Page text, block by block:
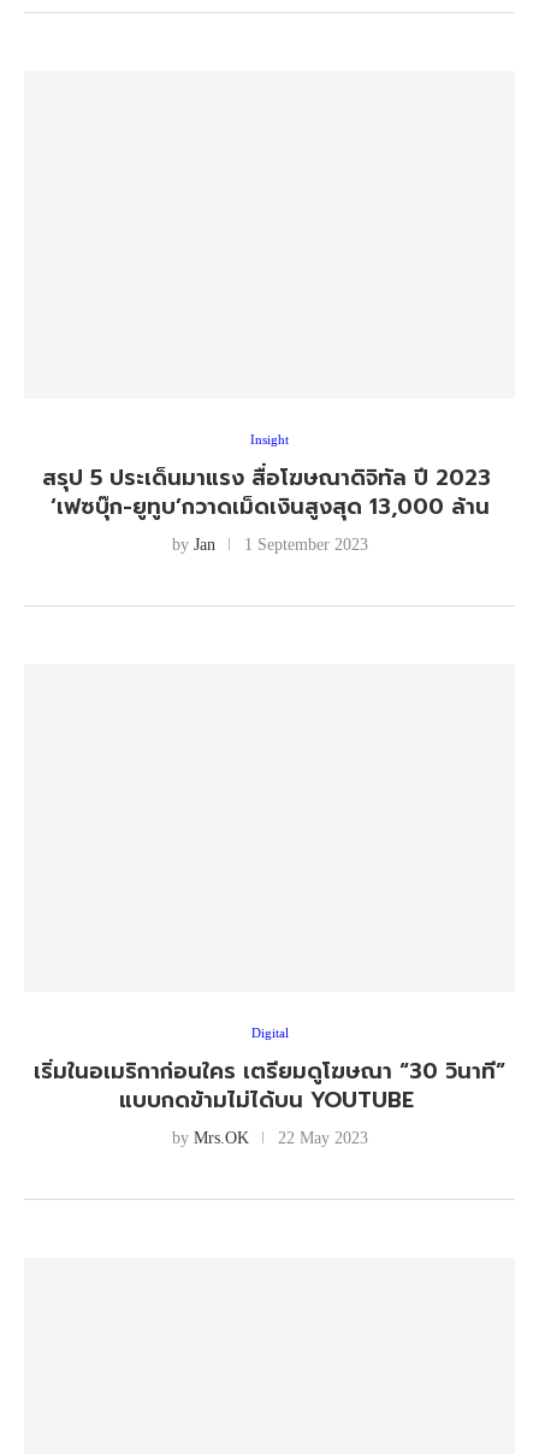
Insight
สรุป 5 ประเด็นมาแรง สื่อโฆษณาดิจิทัล ปี 2023
‘เฟซบุ๊ก-ยูทูบ’กวาดเม็ดเงินสูงสุด 13,000 ล้าน
by Jan 1 September 2023
Digital
เริ่มในอเมริกาก่อนใคร เตรียมดูโฆษณา “30 วินาที”
แบบกดข้ามไม่ได้บน YOUTUBE
by Mrs.OK 22 May 2023